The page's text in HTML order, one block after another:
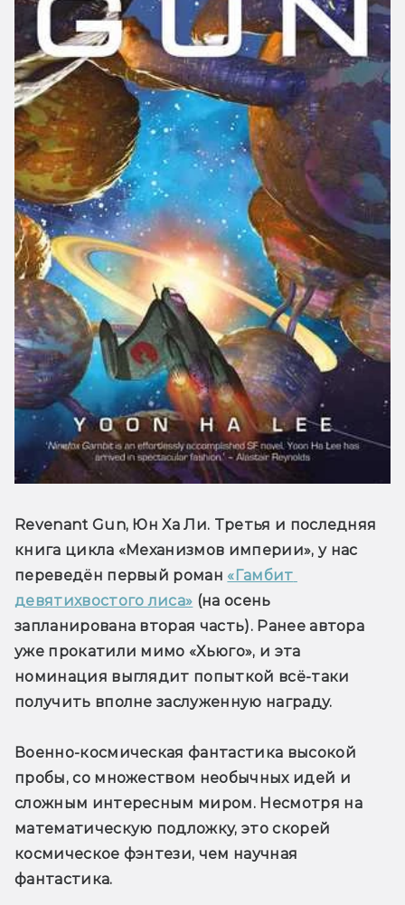
Revenant Gun, Юн Ха Ли. Третья и последняя
книга цикла «Механизмов империи», у нас
переведён первый роман «Гамбит
девятихвостого лиса» (на осень
запланирована вторая часть). Ранее автора
уже прокатили мимо «Хьюго», и эта
номинация выглядит попыткой всё-таки
получить вполне заслуженную награду.
Военно-космическая фантастика высокой
пробы, со множеством необычных идей и
сложным интересным миром. Несмотря на
математическую подложку, это скорей
космическое фэнтези, чем научная
фантастика.